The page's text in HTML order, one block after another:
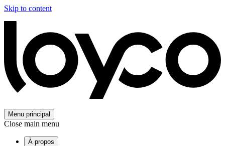
Skip to content
Menu principal
Close main menu
À propos